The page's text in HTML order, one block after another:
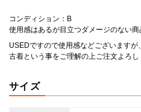
コンディション：B
使用感はあるが目立つダメージのない商
USEDですので使用感などございますが
古着という事をご理解の上ご注文よろし
サイズ